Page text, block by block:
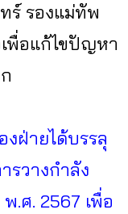
ร์ รองแม่ทัพ
พื่อแก้ไขปัญหา
ฝ่ายได้บรรลุ
วางกำลัง
.ศ. 2567 เพื่อ